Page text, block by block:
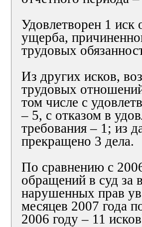
Удовлетворен 1 иск
ущерба,
трудовых
Из других исков,
трудовых
том числе с
– 5, с отказом в
требования – 1; из
прекращено 3 дела.
По сравнению с
обращений в суд за
нарушенных прав
месяцев 2007 года
2006 году – 11